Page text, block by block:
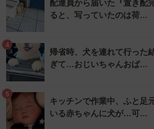
配達員から届いた『置き配
ると、写っていたのは荷…
4
帰省時、犬を連れて行った
ぎて…おじいちゃんおば…
5
キッチンで作業中、ふと足
いる赤ちゃんに犬が…可…